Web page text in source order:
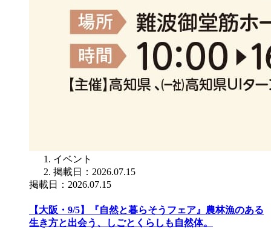
イベント
掲載日：2026.07.15
掲載日：2026.07.15
【大阪・9/5】『自然と暮らそうフェア』農林漁のある
生き方と出会う、しごとくらしも自然体。